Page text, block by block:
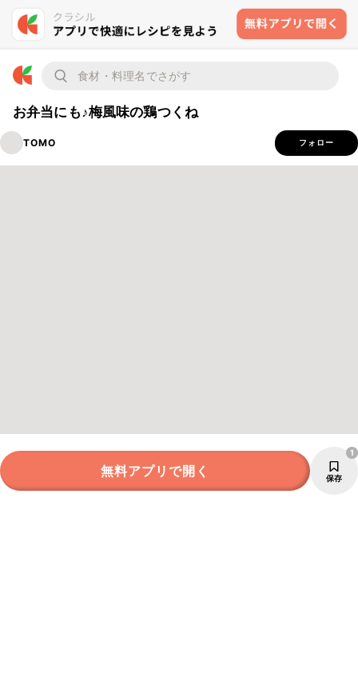
お弁当にも♪梅風味の鶏つくね
TOMO フォロー
無料アプリで開く 保存
1